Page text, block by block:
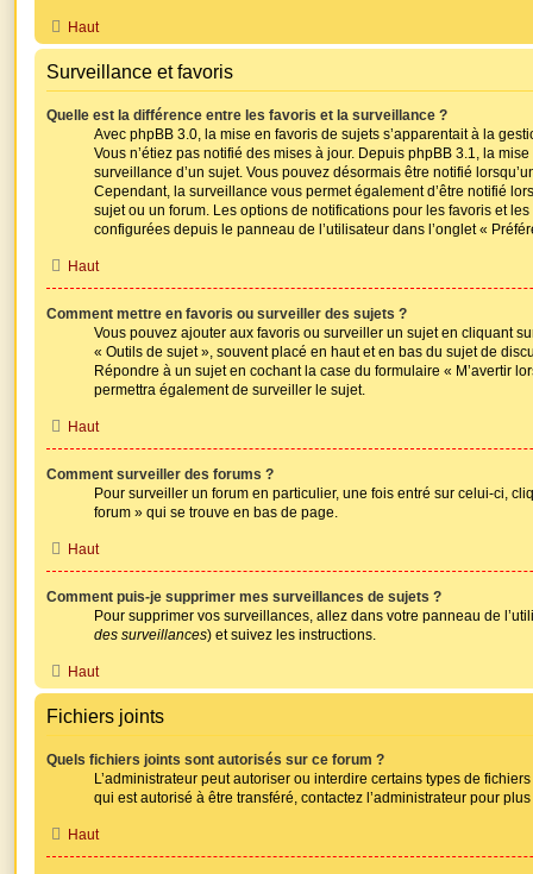
Haut
Surveillance et favoris
Quelle est la différence entre les favoris et la surveillance ?
Avec phpBB 3.0, la mise en favoris de sujets s’apparentait à la
Vous n’étiez pas notifié des mises à jour. Depuis phpBB 3.1, la
surveillance d’un sujet. Vous pouvez désormais être notifié
Cependant, la surveillance vous permet également d’être notifié
sujet ou un forum. Les options de notifications pour les favoris et
configurées depuis le panneau de l’utilisateur dans l’onglet «
Haut
Comment mettre en favoris ou surveiller des sujets ?
Vous pouvez ajouter aux favoris ou surveiller un sujet en cliquant
« Outils de sujet », souvent placé en haut et en bas du sujet de
Répondre à un sujet en cochant la case du formulaire « M’avertir
permettra également de surveiller le sujet.
Haut
Comment surveiller des forums ?
Pour surveiller un forum en particulier, une fois entré sur celui-ci,
forum » qui se trouve en bas de page.
Haut
Comment puis-je supprimer mes surveillances de sujets ?
Pour supprimer vos surveillances, allez dans votre panneau de
des surveillances) et suivez les instructions.
Haut
Fichiers joints
Quels fichiers joints sont autorisés sur ce forum ?
L’administrateur peut autoriser ou interdire certains types de
qui est autorisé à être transféré, contactez l’administrateur pour plus
Haut